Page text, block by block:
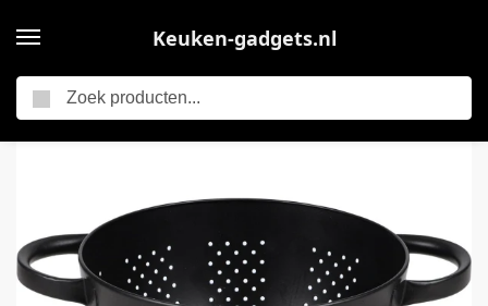
Keuken-gadgets.nl
Urban Living Keuken vergiet – zwart – RVS – D22 cm x H24 cm – keuken zeef – keuken accessoires